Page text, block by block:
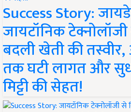
Success Story:
जायटॉनिक
बदली खेती की
तक घटी लागत और
मिट्टी की सेहत!